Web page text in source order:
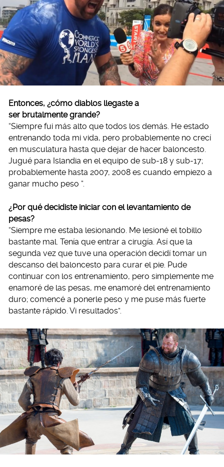
Entonces, ¿cómo diablos llegaste a
ser brutalmente grande?
“Siempre fui más alto que todos los demás. He estado
entrenando toda mi vida, pero probablemente no crecí
en musculatura hasta que dejar de hacer baloncesto.
Jugué para Islandia en el equipo de sub-18 y sub-17;
probablemente hasta 2007, 2008 es cuando empiezo a
ganar mucho peso “.
¿Por qué decidiste iniciar con el levantamiento de
pesas?
“Siempre me estaba lesionando. Me lesioné el tobillo
bastante mal. Tenía que entrar a cirugía. Así que la
segunda vez que tuve una operación decidí tomar un
descanso del baloncesto para curar el pie. Pude
continuar con los entrenamiento, pero simplemente me
enamoré de las pesas, me enamoré del entrenamiento
duro; comencé a ponerle peso y me puse más fuerte
bastante rápido. Vi resultados”.